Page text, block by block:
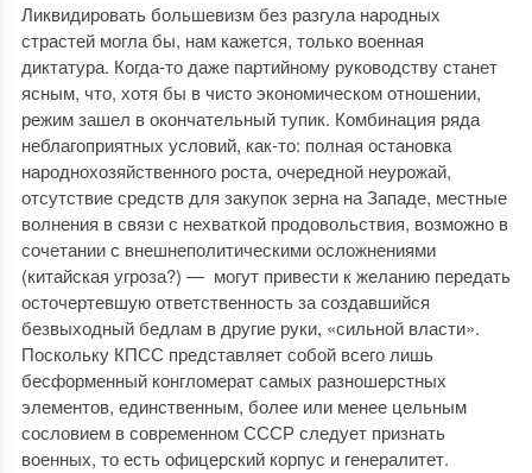
Ликвидировать большевизм без разгула народных
страстей могла бы, нам кажется, только военная
диктатура. Когда-то даже партийному руководству станет
ясным, что, хотя бы в чисто экономическом отношении,
режим зашел в окончательный тупик. Комбинация ряда
неблагоприятных условий, как-то: полная остановка
народнохозяйственного роста, очередной неурожай,
отсутствие средств для закупок зерна на Западе, местные
волнения в связи с нехваткой продовольствия, возможно в
сочетании с внешнеполитическими осложнениями
(китайская угроза?) — могут привести к желанию передать
осточертевшую ответственность за создавшийся
безвыходный бедлам в другие руки, «сильной власти».
Поскольку КПСС представляет собой всего лишь
бесформенный конгломерат самых разношерстных
элементов, единственным, более или менее цельным
сословием в современном СССР следует признать
военных, то есть офицерский корпус и генералитет.